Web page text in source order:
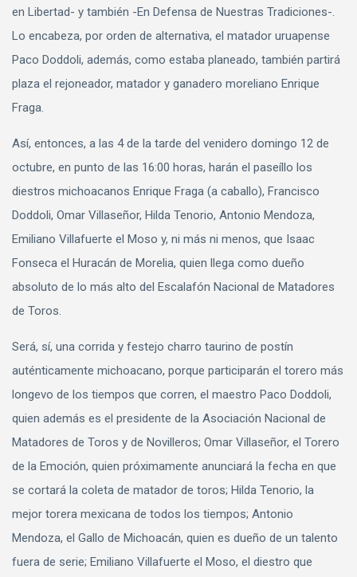
en Libertad- y también -En Defensa de Nuestras Tradiciones-.
Lo encabeza, por orden de alternativa, el matador uruapense
Paco Doddoli, además, como estaba planeado, también partirá
plaza el rejoneador, matador y ganadero moreliano Enrique
Fraga.
Así, entonces, a las 4 de la tarde del venidero domingo 12 de
octubre, en punto de las 16:00 horas, harán el paseíllo los
diestros michoacanos Enrique Fraga (a caballo), Francisco
Doddoli, Omar Villaseñor, Hilda Tenorio, Antonio Mendoza,
Emiliano Villafuerte el Moso y, ni más ni menos, que Isaac
Fonseca el Huracán de Morelia, quien llega como dueño
absoluto de lo más alto del Escalafón Nacional de Matadores
de Toros.
Será, sí, una corrida y festejo charro taurino de postín
auténticamente michoacano, porque participarán el torero más
longevo de los tiempos que corren, el maestro Paco Doddoli,
quien además es el presidente de la Asociación Nacional de
Matadores de Toros y de Novilleros; Omar Villaseñor, el Torero
de la Emoción, quien próximamente anunciará la fecha en que
se cortará la coleta de matador de toros; Hilda Tenorio, la
mejor torera mexicana de todos los tiempos; Antonio
Mendoza, el Gallo de Michoacán, quien es dueño de un talento
fuera de serie; Emiliano Villafuerte el Moso, el diestro que